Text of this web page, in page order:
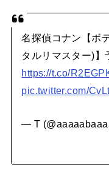
名探偵コナン【ボ
タルリマスター)】
https://t.co/
pic.twitter.com/
— T